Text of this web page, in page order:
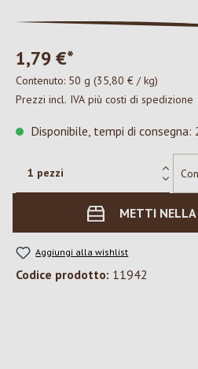
1,79 €*
Contenuto: 50 g (35,80 € / kg)
Prezzi incl. IVA più costi di spedizione
Disponibile, tempi di consegna:
METTI
Aggiungi alla wishlist
Codice prodotto: 11942